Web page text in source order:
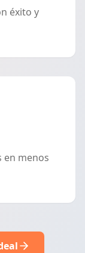
éxito y
en menos